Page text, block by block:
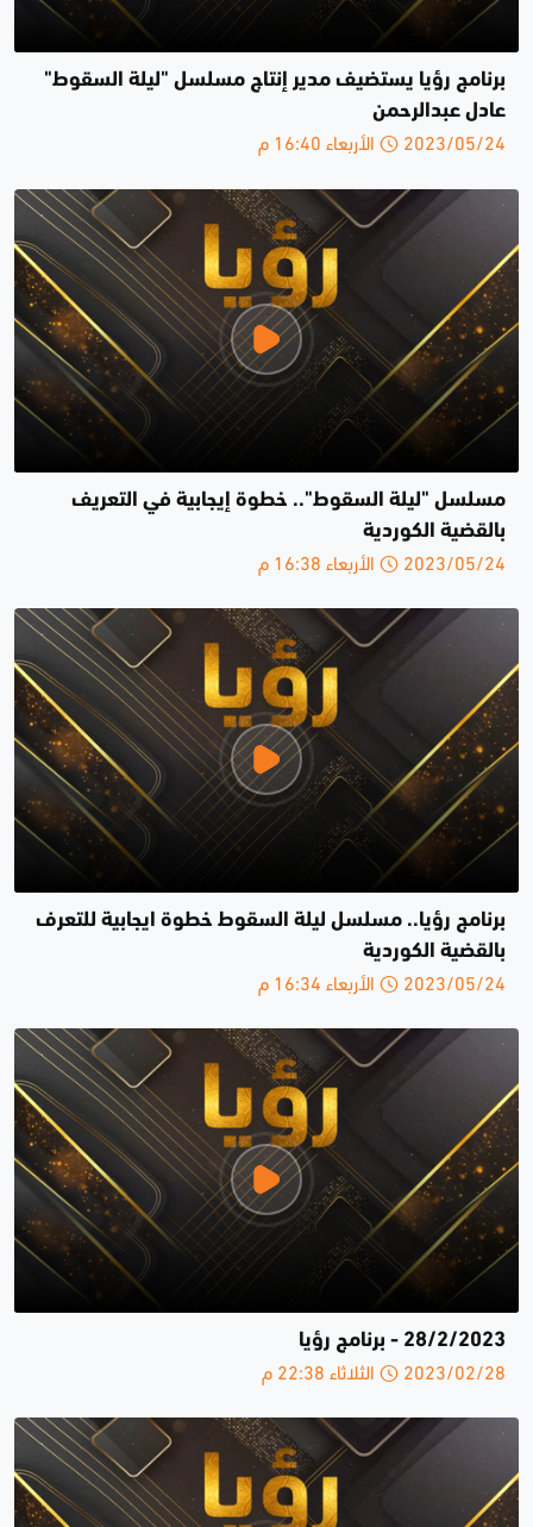
برنامج رؤيا يستضيف مدير إنتاج مسلسل "ليلة السقوط"
عادل عبدالرحمن
2023/05/24 الأربعاء 16:40 م
مسلسل "ليلة السقوط".. خطوة إيجابية في التعريف
بالقضية الكوردية
2023/05/24 الأربعاء 16:38 م
برنامج رؤيا.. مسلسل ليلة السقوط خطوة ايجابية للتعرف
بالقضية الكوردية
2023/05/24 الأربعاء 16:34 م
28/2/2023 - برنامج رؤيا
2023/02/28 الثلاثاء 22:38 م